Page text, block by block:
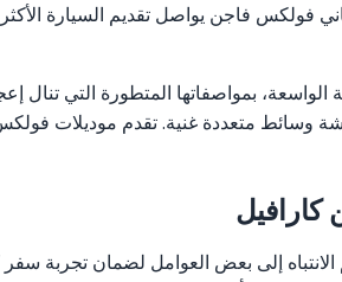
متعددة غنية. تقدم موديلات فولكس
إلى بعض العوامل لضمان تجربة سفر